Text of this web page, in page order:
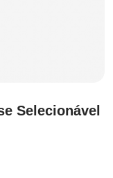
Selecionável